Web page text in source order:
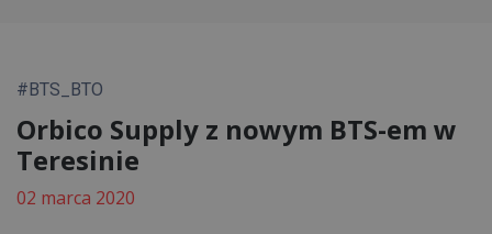
#BTS_BTO
Orbico Supply z nowym BTS-em w
Teresinie
02 marca 2020